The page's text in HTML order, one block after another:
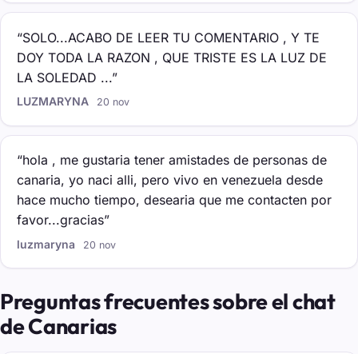
“SOLO...ACABO DE LEER TU COMENTARIO , Y TE
DOY TODA LA RAZON , QUE TRISTE ES LA LUZ DE
LA SOLEDAD ...”
LUZMARYNA 20 nov
“hola , me gustaria tener amistades de personas de
canaria, yo naci alli, pero vivo en venezuela desde
hace mucho tiempo, desearia que me contacten por
favor...gracias”
luzmaryna 20 nov
Preguntas frecuentes sobre el chat
de Canarias